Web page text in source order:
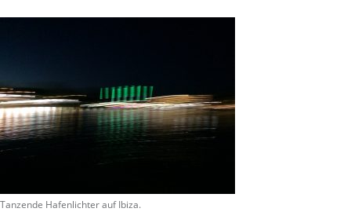
Tanzende Hafenlichter auf Ibiza.